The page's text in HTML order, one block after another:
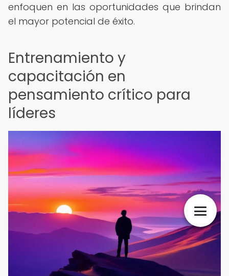
enfoquen en las oportunidades que brindan
el mayor potencial de éxito.
Entrenamiento y
capacitación en
pensamiento crítico para
líderes